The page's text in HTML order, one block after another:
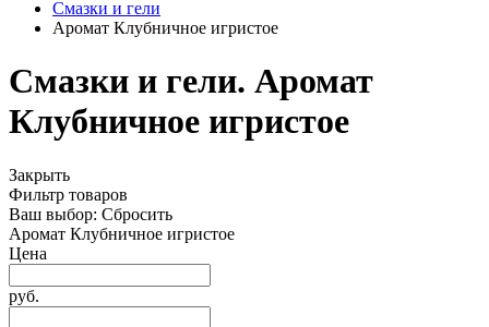
Смазки и гели
Аромат Клубничное игристое
Смазки и гели. Аромат
Клубничное игристое
Закрыть
Фильтр товаров
Ваш выбор: Сбросить
Аромат Клубничное игристое
Цена
руб.